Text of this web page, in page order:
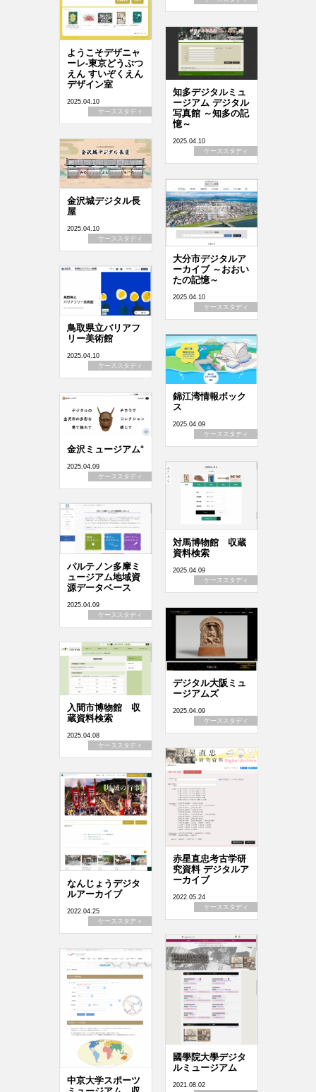
ようこそデザニャ
ーレ-東京どうぶつ
えん すいぞくえん
デザイン室
2025.04.10
ケーススタディ
知多デジタルミュ
ージアム デジタル
写真館 ～知多の記
憶～
2025.04.10
ケーススタディ
金沢城デジタル長
屋
2025.04.10
ケーススタディ
大分市デジタルア
ーカイブ ～おおい
たの記憶～
2025.04.10
ケーススタディ
鳥取県立バリアフ
リー美術館
2025.04.10
ケーススタディ
錦江湾情報ボック
ス
2025.04.09
ケーススタディ
金沢ミュージアム⁺
2025.04.09
ケーススタディ
対馬博物館 収蔵
資料検索
2025.04.09
ケーススタディ
パルテノン多摩ミ
ュージアム地域資
源データベース
2025.04.09
ケーススタディ
デジタル大阪ミュ
ージアムズ
2025.04.09
ケーススタディ
入間市博物館 収
蔵資料検索
2025.04.08
ケーススタディ
赤星直忠考古学研
究資料 デジタルア
ーカイブ
2022.05.24
ケーススタディ
なんじょうデジタ
ルアーカイブ
2022.04.25
ケーススタディ
國學院大學デジタ
ルミュージアム
2021.08.02
中京大学スポーツ